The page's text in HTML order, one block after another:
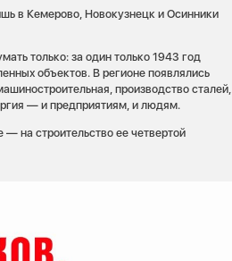
в Кемерово, Новокузнецк и Осинники
только: за один только 1943 год
объектов. В регионе появлялись
производство сталей,
— и предприятиям, и людям.
на строительство ее четвертой